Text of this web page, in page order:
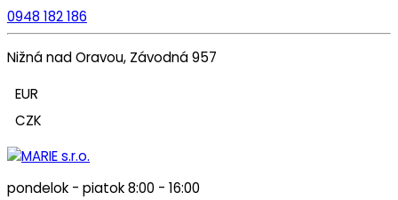
0948 182 186
Nižná nad Oravou, Závodná 957
EUR
CZK
pondelok - piatok 8:00 - 16:00